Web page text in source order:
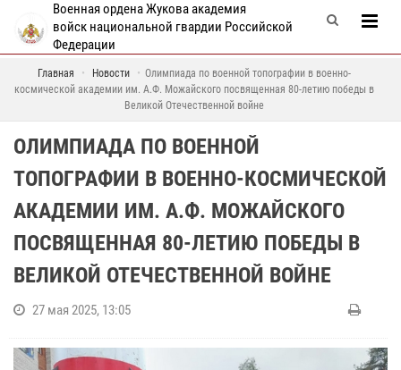
Военная ордена Жукова академия
войск национальной гвардии Российской
Федерации
Главная Новости
Олимпиада по военной топографии в военно-
космической академии им. А.Ф. Можайского посвященная 80-летию победы в
Великой Отечественной войне
ОЛИМПИАДА ПО ВОЕННОЙ
ТОПОГРАФИИ В ВОЕННО-КОСМИЧЕСКОЙ
АКАДЕМИИ ИМ. А.Ф. МОЖАЙСКОГО
ПОСВЯЩЕННАЯ 80-ЛЕТИЮ ПОБЕДЫ В
ВЕЛИКОЙ ОТЕЧЕСТВЕННОЙ ВОЙНЕ
27 мая 2025, 13:05